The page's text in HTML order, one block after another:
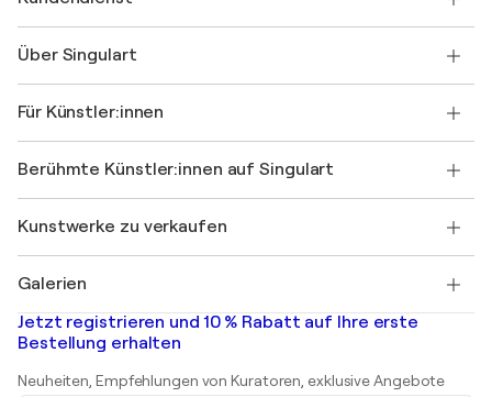
Versand
Einen Gutschein verschenken
Werden Sie Mitglied unseres Handelsprogramms
Ihr Konto
+49 30 31196995
Über Singulart
FAQ
Singulart-Magazin
Jobs
Entdecken Sie kuratierte Originalkunst
Für Künstler:innen
Als Künstler anmelden
Berühmte Künstler:innen auf Singulart
Marc Chagall
Banksy
Mr. Brainwash
Shepard Fairey
Kunstwerke zu verkaufen
Abstrakte Gemälde zu verkaufen
Landschaftsgemälde
Drucke
Acrylgemälde
Galerien
Kunstgalerien in Deutschland
Kunstgalerien in Schweiz
Jetzt registrieren und 10 % Rabatt auf Ihre erste
Bestellung erhalten
Neuheiten, Empfehlungen von Kuratoren, exklusive Angebote